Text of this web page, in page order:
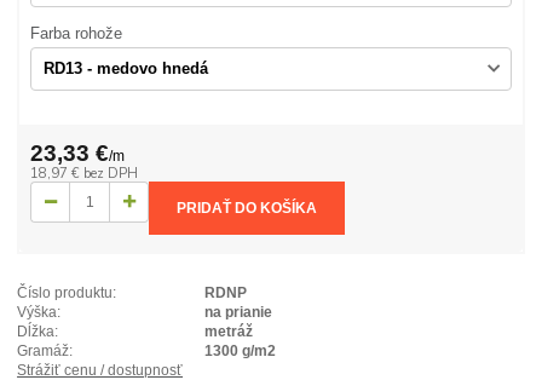
Farba rohože
23,33 €/m
18,97 € bez DPH
PRIDAŤ DO KOŠÍKA
Číslo produktu:
RDNP
Výška:
na prianie
Dĺžka:
metráž
Gramáž:
1300 g/m2
Strážiť cenu / dostupnosť